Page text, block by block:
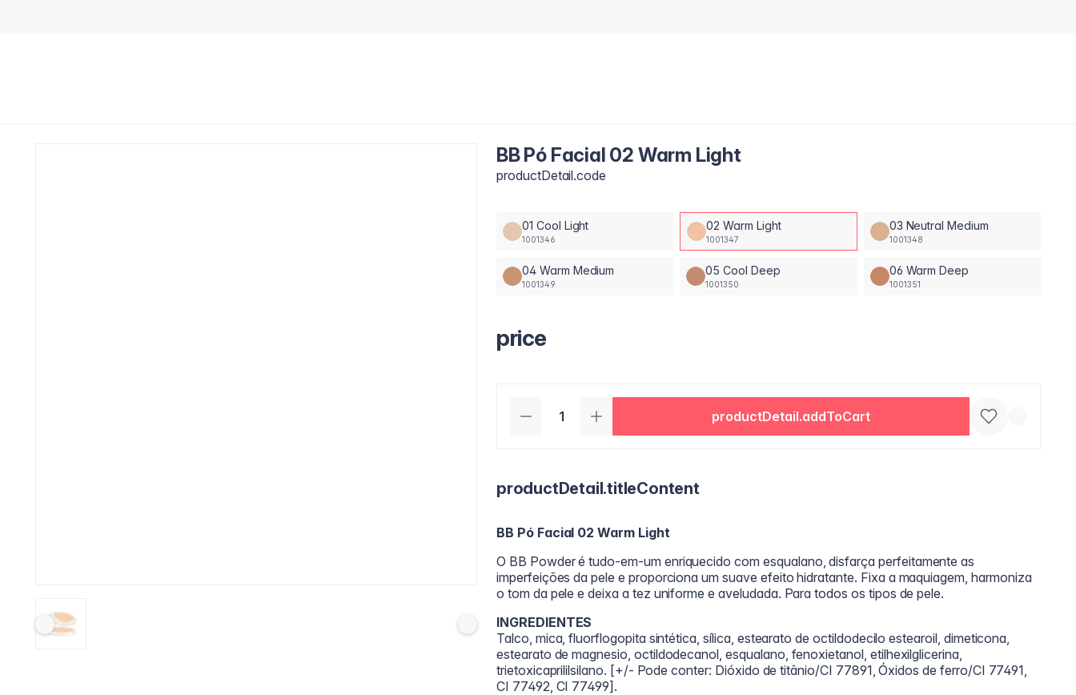
BB Pó Facial 02 Warm Light
productDetail.code
01 Cool Light
1001346
02 Warm Light
1001347
03 Neutral Medium
1001348
04 Warm Medium
1001349
05 Cool Deep
1001350
06 Warm Deep
1001351
price
productDetail.addToCart
productDetail.titleContent
BB Pó Facial 02 Warm Light
O BB Powder é tudo-em-um enriquecido com esqualano, disfarça perfeitamente as
imperfeições da pele e proporciona um suave efeito hidratante. Fixa a maquiagem, harmoniza
o tom da pele e deixa a tez uniforme e aveludada. Para todos os tipos de pele.
INGREDIENTES
Talco, mica, fluorflogopita sintética, sílica, estearato de octildodecilo estearoil, dimeticona,
estearato de magnesio, octildodecanol, esqualano, fenoxietanol, etilhexilglicerina,
trietoxicaprililsilano. [+/- Pode conter: Dióxido de titânio/CI 77891, Óxidos de ferro/CI 77491,
CI 77492, CI 77499].